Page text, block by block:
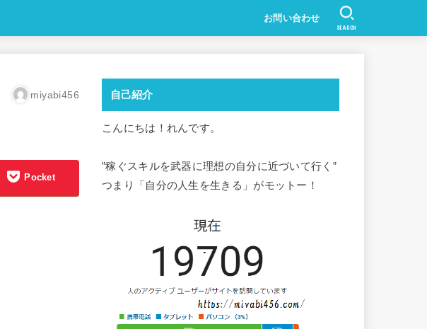
お問い合わせ
SEARCH
miyabi456
Pocket
自己紹介
こんにちは！れんです。
”稼ぐスキルを武器に理想の自分に近づいて行く”
つまり「自分の人生を生きる」がモットー！